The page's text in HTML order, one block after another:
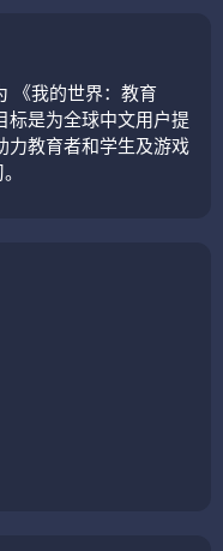
《我的世界：教育
标是为全球中文用户提
力教育者和学生及游戏